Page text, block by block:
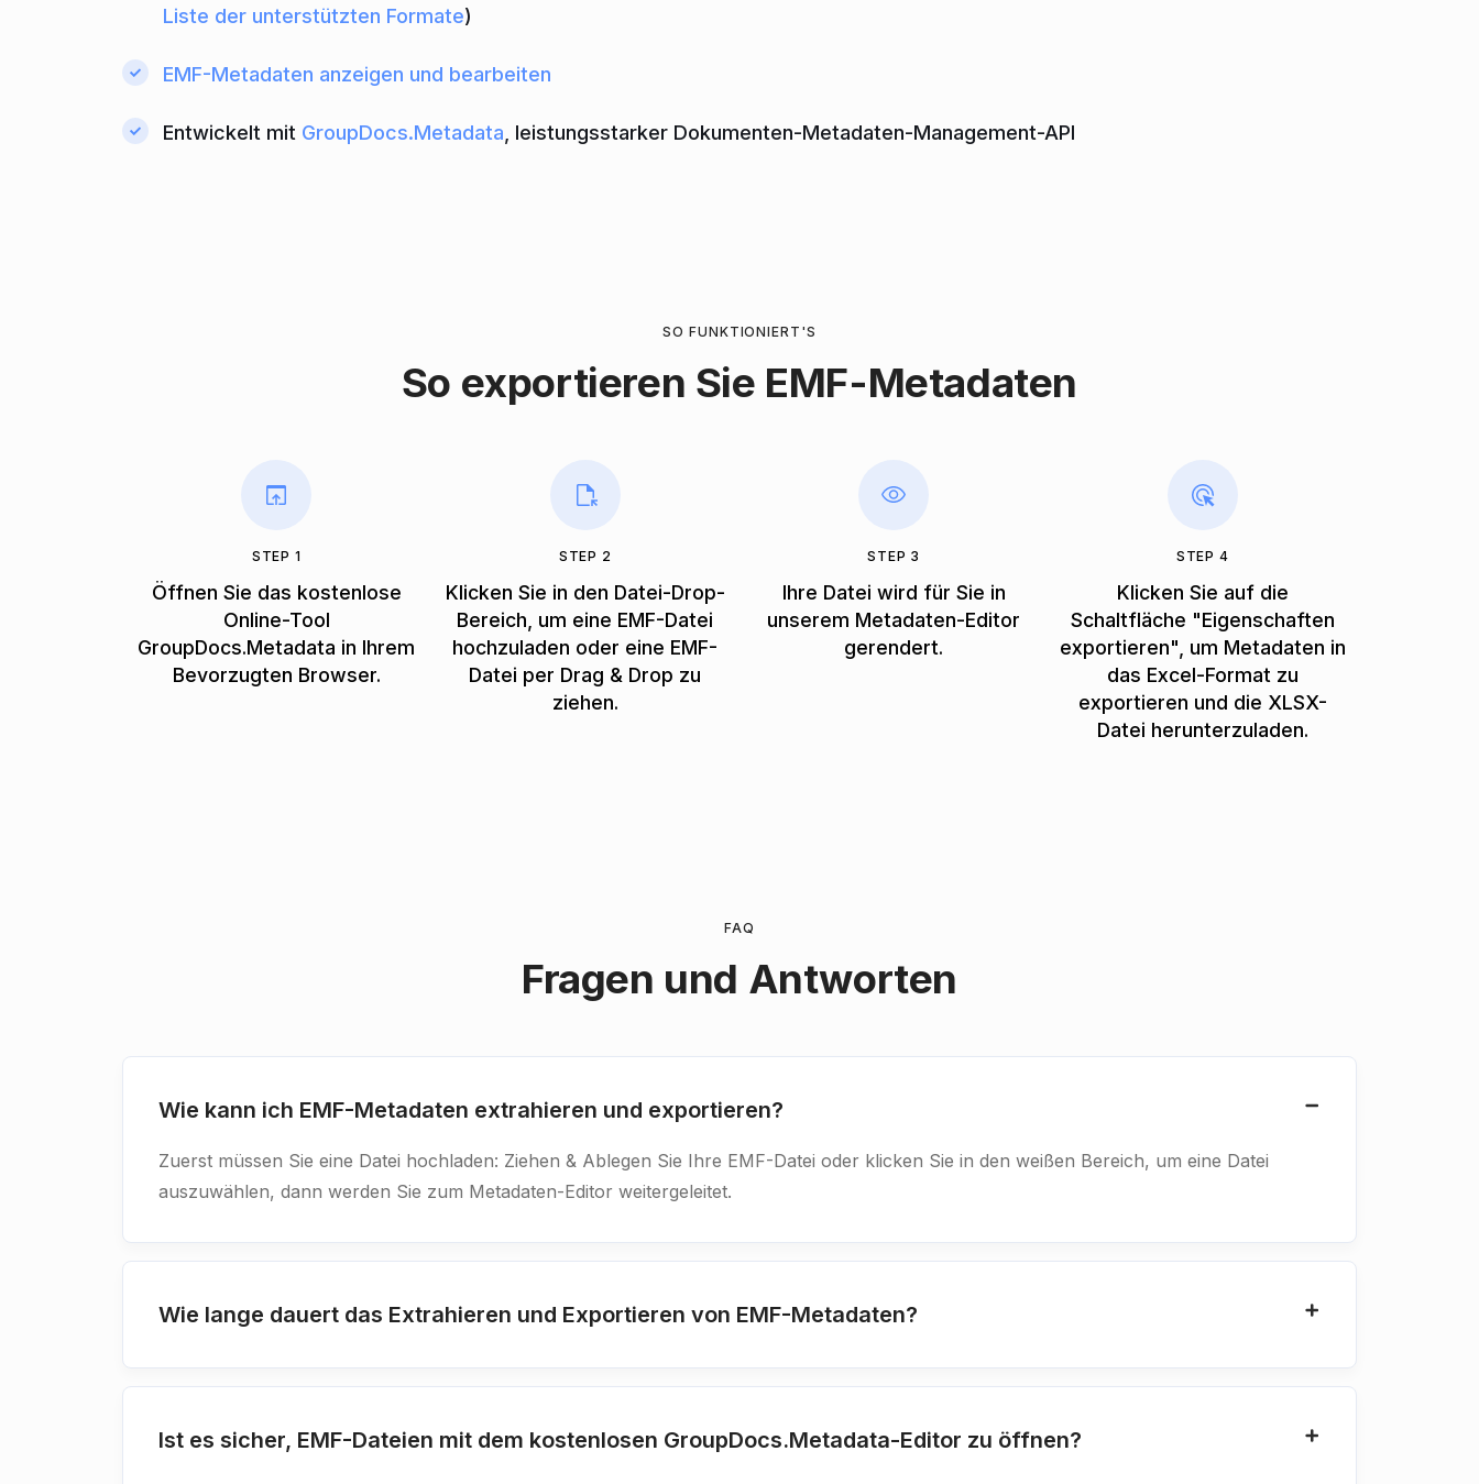
Liste der unterstützten Formate)
EMF-Metadaten anzeigen und bearbeiten
Entwickelt mit GroupDocs.Metadata , leistungsstarker Dokumenten-Metadaten-Management-API
SO FUNKTIONIERT'S
So exportieren Sie EMF-Metadaten
STEP 1
Öffnen Sie das kostenlose
Online-Tool
GroupDocs.Metadata in Ihrem
Bevorzugten Browser.
STEP 2
Klicken Sie in den Datei-Drop-
Bereich, um eine EMF-Datei
hochzuladen oder eine EMF-
Datei per Drag & Drop zu
ziehen.
STEP 3
Ihre Datei wird für Sie in
unserem Metadaten-Editor
gerendert.
STEP 4
Klicken Sie auf die
Schaltfläche "Eigenschaften
exportieren", um Metadaten in
das Excel-Format zu
exportieren und die XLSX-
Datei herunterzuladen.
FAQ
Fragen und Antworten
Wie kann ich EMF-Metadaten extrahieren und exportieren?
Zuerst müssen Sie eine Datei hochladen: Ziehen & Ablegen Sie Ihre EMF-Datei oder klicken Sie in den weißen Bereich, um eine Datei
auszuwählen, dann werden Sie zum Metadaten-Editor weitergeleitet.
Wie lange dauert das Extrahieren und Exportieren von EMF-Metadaten?
Ist es sicher, EMF-Dateien mit dem kostenlosen GroupDocs.Metadata-Editor zu öffnen?